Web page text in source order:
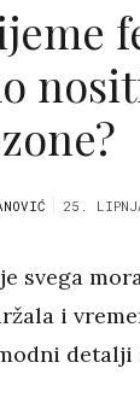
25.
svega
i
detalji